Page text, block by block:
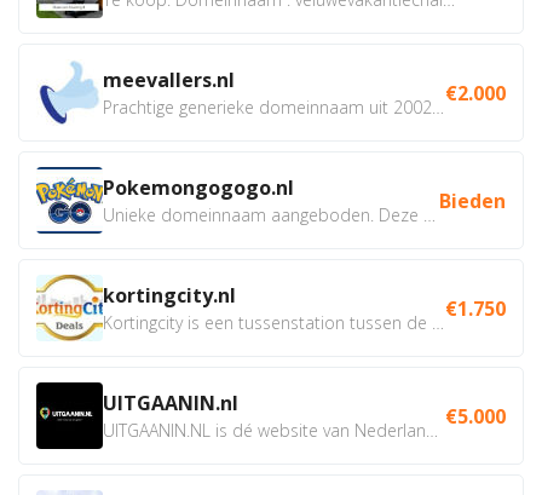
meevallers.nl €2.000
Pokemongogogo.nl Bieden
kortingcity.nl €1.750
UITGAANIN.nl €5.000